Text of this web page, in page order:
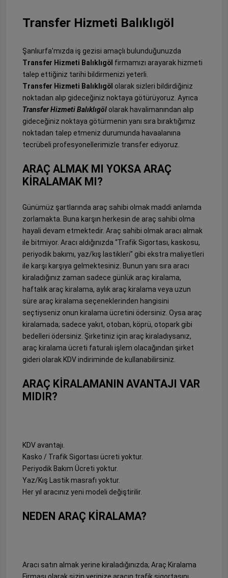
Transfer Hizmeti Balıklıgöl
Şanlıurfa’mızda iş gezisi amaçlı bulunduğunuzda
Transfer Hizmeti Balıklıgöl firmamızı arayarak hizmeti
talep ettiğiniz tarihi bildirmenizi yeterli.
Transfer Hizmeti Balıklıgöl olarak sizleri bildirdiğiniz
noktadan alıp gideceğiniz noktaya götürüyoruz. Ayrıca
Transfer Hizmeti Balıklıgöl olarak havalimanından alıp
gideceğiniz noktaya götürmenin yanı sıra bıraktığımız
noktadan talep etmeniz durumunda havaalanına
tecrübeli profesyonellerimizle transfer ediyoruz.
ARAÇ ALMAK MI YOKSA ARAÇ
KİRALAMAK MI?
Günümüz şartlarında araç sahibi olmak maddi anlamda
zorlamakta. Buna karşın herkesin de araç sahibi olma
hayali devam etmektedir. Araç sahibi olmak aracı almak
ile bitmiyor. Aracı aldığınızda “Trafik Sigortası, kaskosu,
periyodik bakımı, yaz/kış lastikleri” gibi ekstra maliyetleri
ile karşı karşıya gelmektesiniz. Bunun yanı sıra aracı
kiraladığınız zaman sadece günlük araç kiralama,
haftalık araç kiralama, aylık araç kiralama veya uzun
süre araç kiralama seçeneklerinden hangisini
seçtiyseniz onun kiralama ücretini ödersiniz. Oysa araç
kiralamada; sadece yakıt, otoban, köprü, otopark gibi
bedelleri ödersiniz. Şirketiniz için araç kiraladıysanız,
araç kiralama ücreti faturalı işlem olacağından şirket
gideri olarak KDV indiriminde de kullanabilirsiniz.
ARAÇ KİRALAMANIN AVANTAJI VAR
MIDIR?
KDV avantajı.
Kasko / Trafik Sigortası ücreti yoktur.
Periyodik Bakım Ücreti yoktur.
Yaz/Kış Lastik masrafı yoktur.
Her yıl aracınız yeni modeli değiştirilir.
NEDEN ARAÇ KİRALAMA?
Aracı satın almak yerine kiraladığınızda; Araç Kiralama